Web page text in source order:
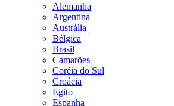
Alemanha
Argentina
Austrália
Bélgica
Brasil
Camarões
Coréia do Sul
Croácia
Egito
Espanha